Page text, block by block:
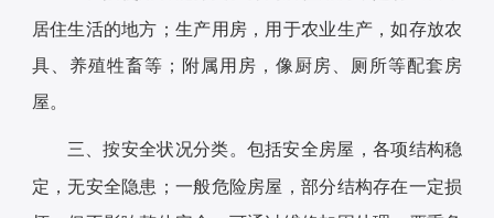
居住生活的地方；生产用房，用于农业生产，如存放农
具、养殖牲畜等；附属用房，像厨房、厕所等配套房
屋。
三、按安全状况分类。包括安全房屋，各项结构稳
定，无安全隐患；一般危险房屋，部分结构存在一定损